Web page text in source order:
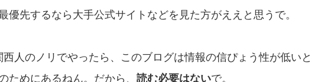
優先するなら大手公式サイトなどを見た方がええと思うで。
人のノリでやったら、このブログは情報の信ぴょう性が低いと
ためにあるねん。だから、 読む必要はないで。